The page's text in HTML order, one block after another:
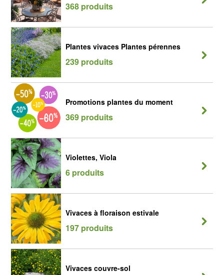
368 produits
Plantes vivaces Plantes pérennes
239 produits
Promotions plantes du moment
369 produits
Violettes, Viola
6 produits
Vivaces à floraison estivale
197 produits
Vivaces couvre-sol